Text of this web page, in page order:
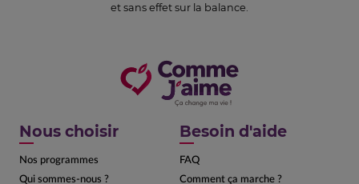
et sans effet sur la balance.
Nous choisir
Nos programmes
Qui sommes-nous ?
Besoin d'aide
FAQ
Comment ça marche ?